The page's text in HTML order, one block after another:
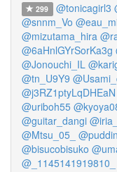
299 @tonicagirl3
@snnm_Vo
@mizutama_hira
@6aHnlGYrSorKa3g
@Jonouchi_IL
@tn_U9Y9
@j3RZ1ptyLqDHEaN
@uriboh55
@guitar_dangi
@Mtsu_05_
@bisucobisuko
@_1145141919810_